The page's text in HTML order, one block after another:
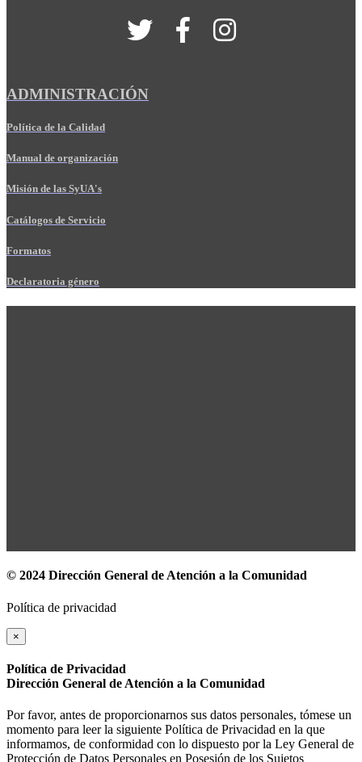
ADMINISTRACIÓN
Política de la Calidad
Manual de organización
Misión de las SyUA's
Catálogos de Servicio
Formatos
Declaratoria género
© 2024 Dirección General de Atención a la Comunidad
Política de privacidad
×
Política de Privacidad
Dirección General de Atención a la Comunidad
Por favor, antes de proporcionarnos sus datos personales, tómese un
momento para leer la siguiente Política de Privacidad en la que
informamos, de conformidad con lo dispuesto por la Ley General de
Protección de Datos Personales en Posesión de los Sujetos